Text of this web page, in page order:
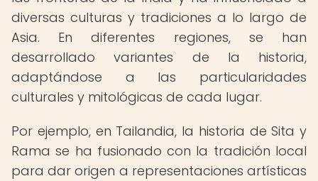
diversas culturas y tradiciones a lo largo de
Asia. En diferentes regiones, se han
desarrollado variantes de la historia,
adaptándose a las particularidades
culturales y mitológicas de cada lugar.
Por ejemplo, en Tailandia, la historia de Sita y
Rama se ha fusionado con la tradición local
para dar origen a representaciones artísticas